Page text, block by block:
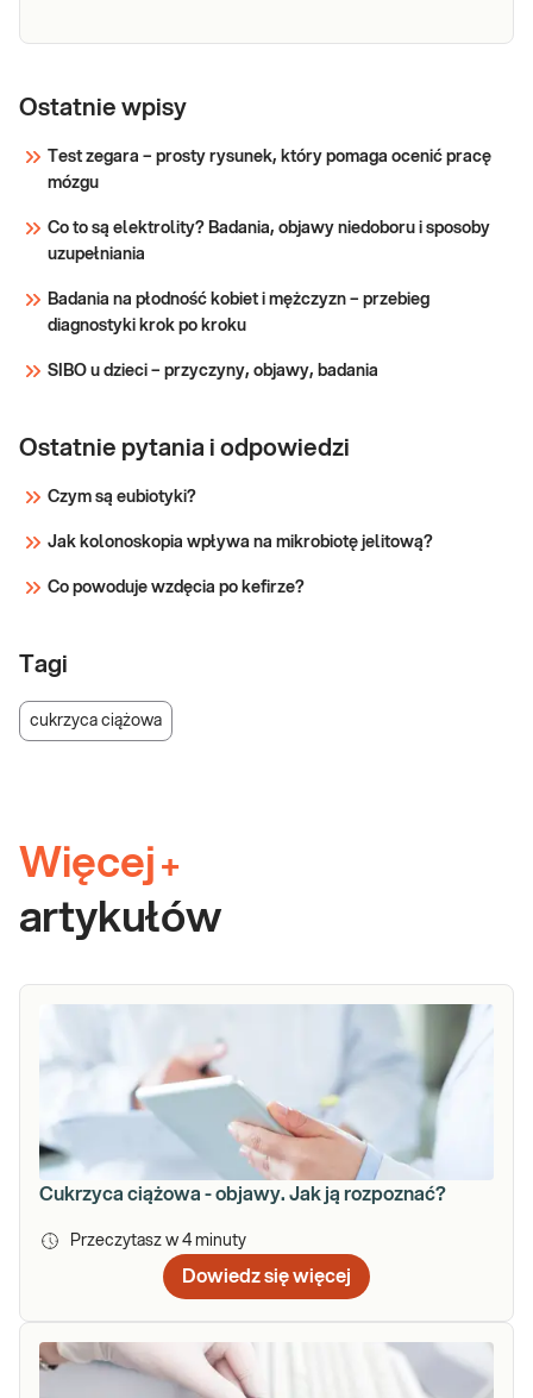
obciążenia
(75g, 2 pkt:
0, 2 h)
(Krzywa
cukrowa)
Doustny test tolerancji glukozy -
w czasie 0 i 2 godziny po podaniu glukozy.
Sprawdź
Ostatnie wpisy
Test zegara – prosty rysunek, który pomaga ocenić pracę
mózgu
Co to są elektrolity? Badania, objawy niedoboru i sposoby
uzupełniania
Badania na płodność kobiet i mężczyzn – przebieg
diagnostyki krok po kroku
SIBO u dzieci – przyczyny, objawy, badania
Ostatnie pytania i odpowiedzi
Czym są eubiotyki?
Jak kolonoskopia wpływa na mikrobiotę jelitową?
Co powoduje wzdęcia po kefirze?
Tagi
cukrzyca ciążowa
Więcej +
artykułów
Cukrzyca ciążowa - objawy. Jak ją rozpoznać?
Przeczytasz w 4 minuty
Dowiedz się więcej